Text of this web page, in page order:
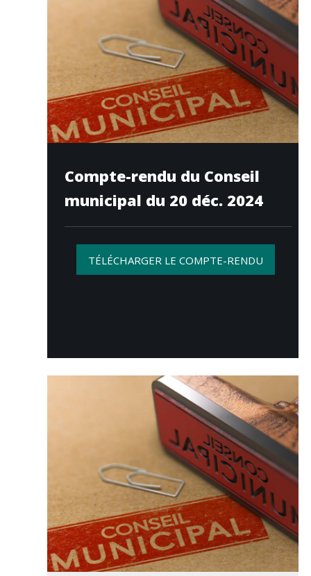
Compte-rendu du Conseil
municipal du 20 déc. 2024
TÉLÉCHARGER LE COMPTE-RENDU